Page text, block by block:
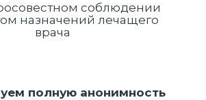
соблюдении
назначений лечащего
врача
полную анонимность